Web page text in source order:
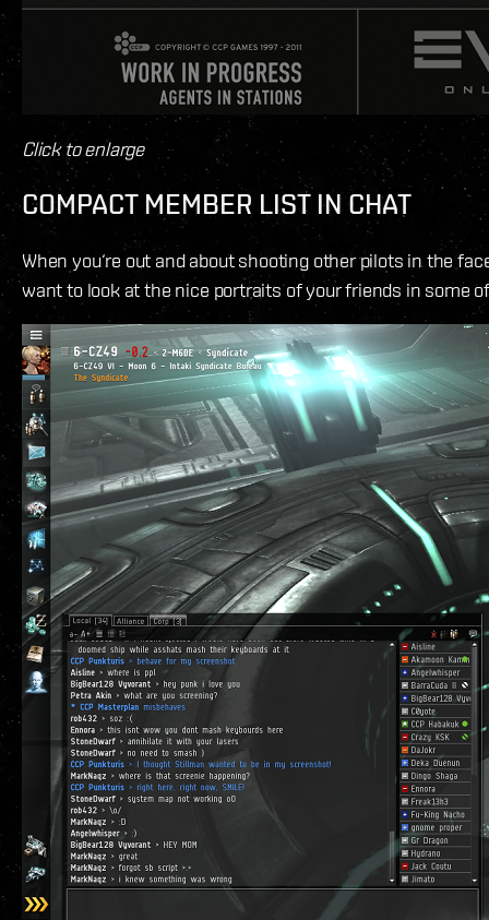
Click to enlarge
COMPACT MEMBER LIST IN CHAT
When you‘re out and about shooting other pilots in the
want to look at the nice portraits of your friends in some